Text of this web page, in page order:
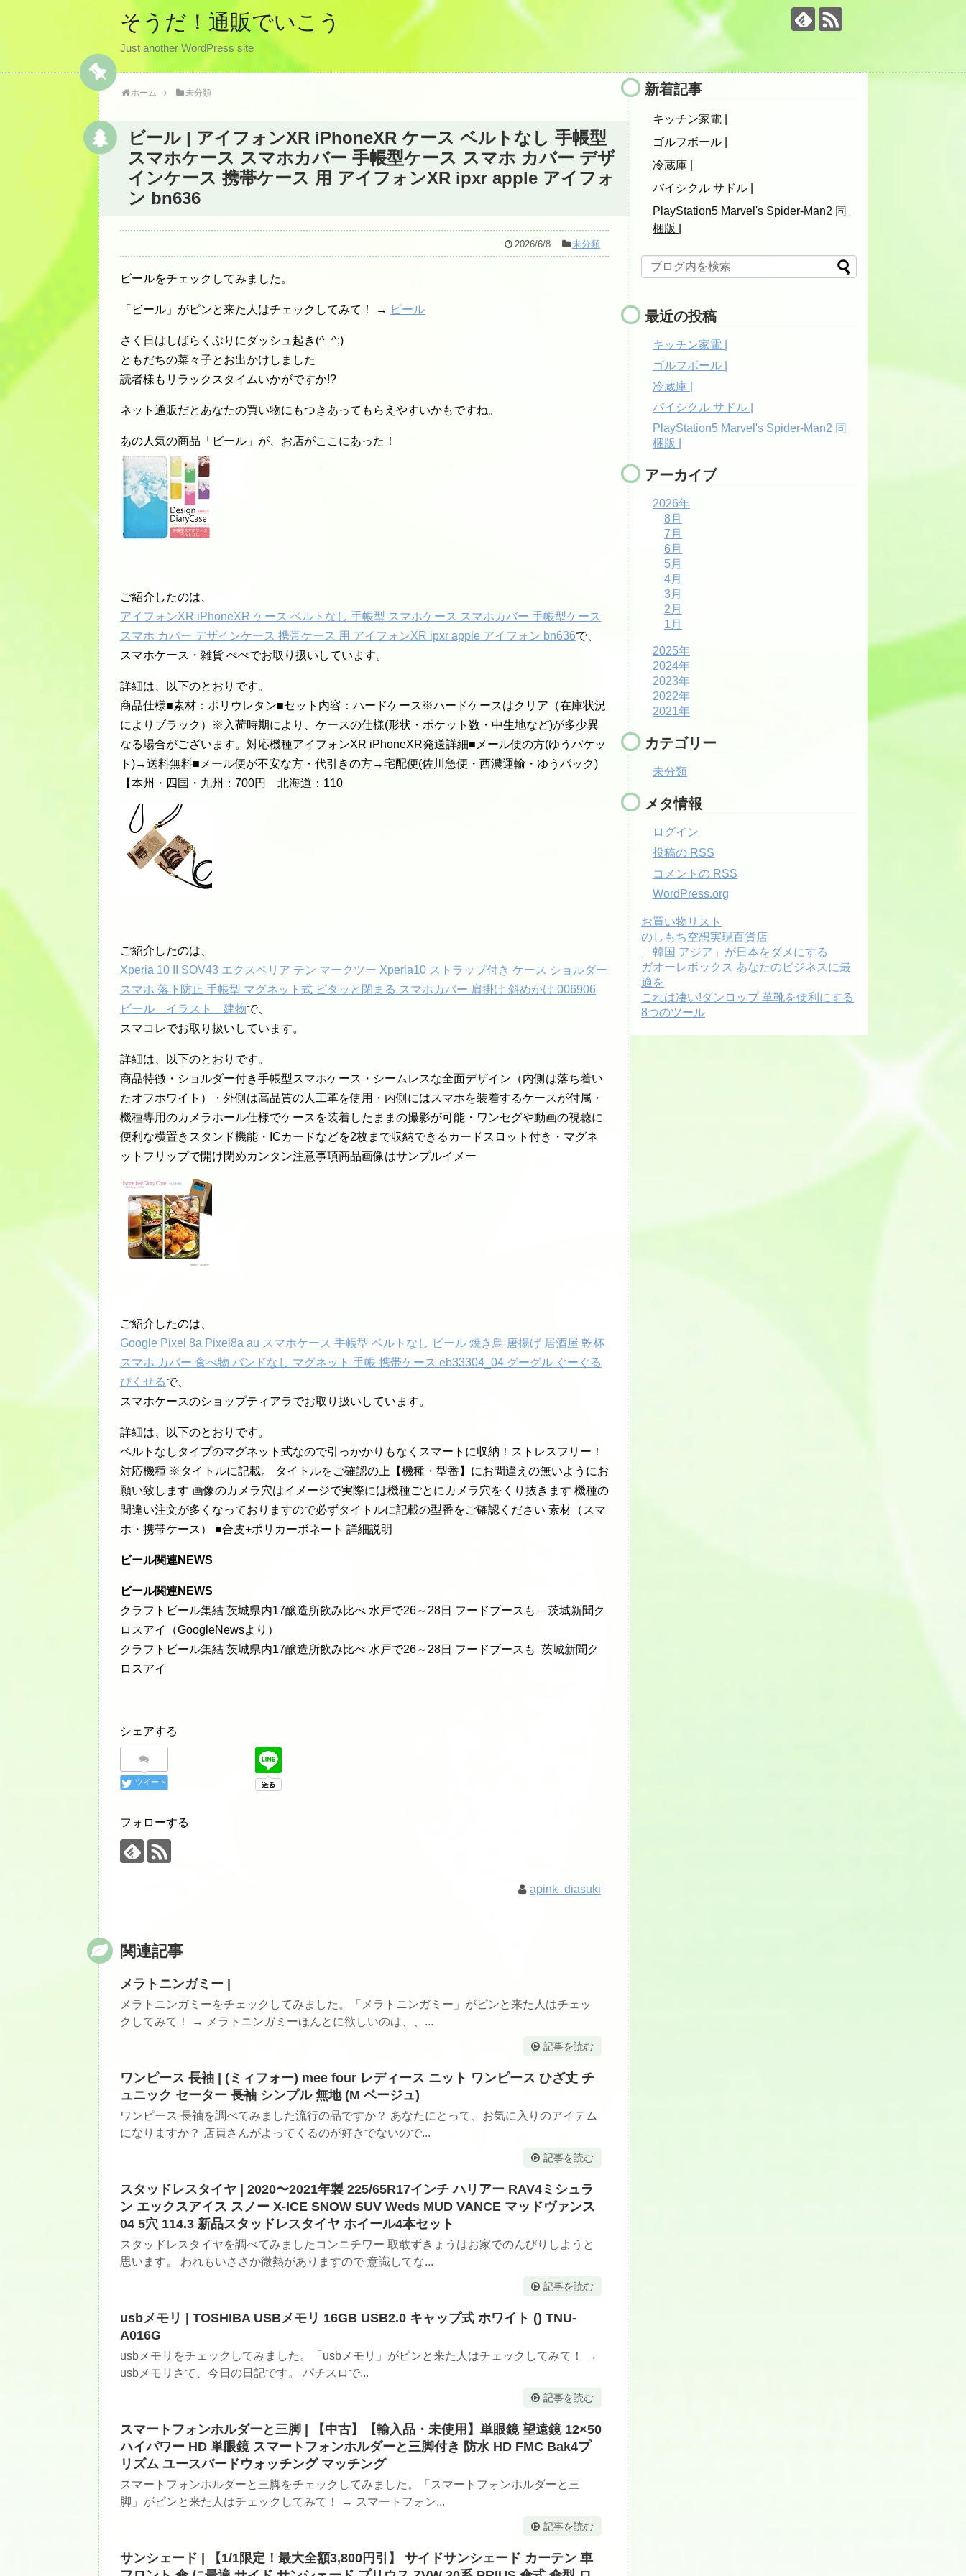
そうだ！通販でいこう
Just another WordPress site
ホーム 未分類
ビール | アイフォンXR iPhoneXR ケース ベルトなし 手帳型
スマホケース スマホカバー 手帳型ケース スマホ カバー デザ
インケース 携帯ケース 用 アイフォンXR ipxr apple アイフォ
ン bn636
2026/6/8 未分類
ビールをチェックしてみました。
「ビール」がピンと来た人はチェックしてみて！ → ビール
さく日はしばらくぶりにダッシュ起き(^_^;)
ともだちの菜々子とお出かけしました
読者様もリラックスタイムいかがですか!?
ネット通販だとあなたの買い物にもつきあってもらえやすいかもですね。
あの人気の商品「ビール」が、お店がここにあった！
ご紹介したのは、
アイフォンXR iPhoneXR ケース ベルトなし 手帳型 スマホケース スマホカバー 手帳型ケース
スマホ カバー デザインケース 携帯ケース 用 アイフォンXR ipxr apple アイフォン bn636で、
スマホケース・雑貨 ぺぺでお取り扱いしています。
詳細は、以下のとおりです。
商品仕様■素材：ポリウレタン■セット内容：ハードケース※ハードケースはクリア（在庫状況
によりブラック）※入荷時期により、ケースの仕様(形状・ポケット数・中生地など)が多少異
なる場合がございます。対応機種アイフォンXR iPhoneXR発送詳細■メール便の方(ゆうパケッ
ト)→送料無料■メール便が不安な方・代引きの方→宅配便(佐川急便・西濃運輸・ゆうパック)
【本州・四国・九州：700円 北海道：110
ご紹介したのは、
Xperia 10 II SOV43 エクスペリア テン マークツー Xperia10 ストラップ付き ケース ショルダー
スマホ 落下防止 手帳型 マグネット式 ピタッと閉まる スマホカバー 肩掛け 斜めかけ 006906
ビール イラスト 建物で、
スマコレでお取り扱いしています。
詳細は、以下のとおりです。
商品特徴・ショルダー付き手帳型スマホケース・シームレスな全面デザイン（内側は落ち着い
たオフホワイト）・外側は高品質の人工革を使用・内側にはスマホを装着するケースが付属・
機種専用のカメラホール仕様でケースを装着したままの撮影が可能・ワンセグや動画の視聴に
便利な横置きスタンド機能・ICカードなどを2枚まで収納できるカードスロット付き・マグネ
ットフリップで開け閉めカンタン注意事項商品画像はサンプルイメー
ご紹介したのは、
Google Pixel 8a Pixel8a au スマホケース 手帳型 ベルトなし ビール 焼き鳥 唐揚げ 居酒屋 乾杯
スマホ カバー 食べ物 バンドなし マグネット 手帳 携帯ケース eb33304_04 グーグル ぐーぐる
ぴくせるで、
スマホケースのショップティアラでお取り扱いしています。
詳細は、以下のとおりです。
ベルトなしタイプのマグネット式なので引っかかりもなくスマートに収納！ストレスフリー！
対応機種 ※タイトルに記載。 タイトルをご確認の上【機種・型番】にお間違えの無いようにお
願い致します 画像のカメラ穴はイメージで実際には機種ごとにカメラ穴をくり抜きます 機種の
間違い注文が多くなっておりますので必ずタイトルに記載の型番をご確認ください 素材（スマ
ホ・携帯ケース） ■合皮+ポリカーボネート 詳細説明
ビール関連NEWS
ビール関連NEWS
クラフトビール集結 茨城県内17醸造所飲み比べ 水戸で26～28日 フードブースも – 茨城新聞ク
ロスアイ（GoogleNewsより）
クラフトビール集結 茨城県内17醸造所飲み比べ 水戸で26～28日 フードブースも 茨城新聞ク
ロスアイ
シェアする
ツイート
フォローする
apink_diasuki
関連記事
メラトニンガミー |
メラトニンガミーをチェックしてみました。「メラトニンガミー」がピンと来た人はチェッ
クしてみて！ → メラトニンガミーほんとに欲しいのは、、...
記事を読む
ワンピース 長袖 | (ミィフォー) mee four レディース ニット ワンピース ひざ丈 チ
ュニック セーター 長袖 シンプル 無地 (M ベージュ)
ワンピース 長袖を調べてみました流行の品ですか？ あなたにとって、お気に入りのアイテム
になりますか？ 店員さんがよってくるのが好きでないので...
記事を読む
スタッドレスタイヤ | 2020〜2021年製 225/65R17インチ ハリアー RAV4ミシュラ
ン エックスアイス スノー X-ICE SNOW SUV Weds MUD VANCE マッドヴァンス
04 5穴 114.3 新品スタッドレスタイヤ ホイール4本セット
スタッドレスタイヤを調べてみましたコンニチワー 取敢ずきょうはお家でのんびりしようと
思います。 われもいささか微熱がありますので 意識してな...
記事を読む
usbメモリ | TOSHIBA USBメモリ 16GB USB2.0 キャップ式 ホワイト () TNU-
A016G
usbメモリをチェックしてみました。「usbメモリ」がピンと来た人はチェックしてみて！ →
usbメモリさて、今日の日記です。 パチスロで...
記事を読む
スマートフォンホルダーと三脚 | 【中古】【輸入品・未使用】単眼鏡 望遠鏡 12×50
ハイパワー HD 単眼鏡 スマートフォンホルダーと三脚付き 防水 HD FMC Bak4プ
リズム ユースバードウォッチング マッチング
スマートフォンホルダーと三脚をチェックしてみました。「スマートフォンホルダーと三
脚」がピンと来た人はチェックしてみて！ → スマートフォン...
記事を読む
サンシェード | 【1/1限定！最大全額3,800円引】 サイドサンシェード カーテン 車
新着記事
キッチン家電 |
ゴルフボール |
冷蔵庫 |
バイシクル サドル |
PlayStation5 Marvel's Spider-Man2 同
梱版 |
最近の投稿
キッチン家電 |
ゴルフボール |
冷蔵庫 |
バイシクル サドル |
PlayStation5 Marvel's Spider-Man2 同
梱版 |
アーカイブ
2026年
8月
7月
6月
5月
4月
3月
2月
1月
2025年
2024年
2023年
2022年
2021年
カテゴリー
未分類
メタ情報
ログイン
投稿の RSS
コメントの RSS
WordPress.org
お買い物リスト
のしもち空想実現百貨店
「韓国 アジア」が日本をダメにする
ガオーレボックス あなたのビジネスに最
適を
これは凄い!ダンロップ 革靴を便利にする
8つのツール